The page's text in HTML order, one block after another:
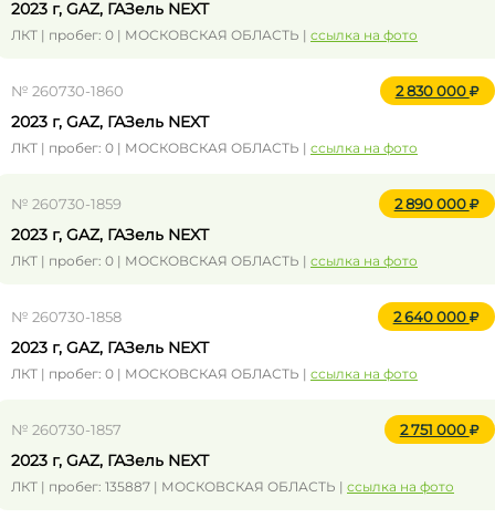
2023 г, GAZ, ГАЗель NEXT
ЛКТ | пробег: 0 | МОСКОВСКАЯ ОБЛАСТЬ | ссылка на фото
№ 260730-1860 2 830 000
2023 г, GAZ, ГАЗель NEXT
ЛКТ | пробег: 0 | МОСКОВСКАЯ ОБЛАСТЬ | ссылка на фото
№ 260730-1859 2 890 000
2023 г, GAZ, ГАЗель NEXT
ЛКТ | пробег: 0 | МОСКОВСКАЯ ОБЛАСТЬ | ссылка на фото
№ 260730-1858 2 640 000
2023 г, GAZ, ГАЗель NEXT
ЛКТ | пробег: 0 | МОСКОВСКАЯ ОБЛАСТЬ | ссылка на фото
№ 260730-1857 2 751 000
2023 г, GAZ, ГАЗель NEXT
ЛКТ | пробег: 135887 | МОСКОВСКАЯ ОБЛАСТЬ | ссылка на фото